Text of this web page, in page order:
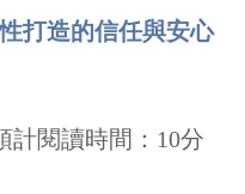
打造的信任與安心
計閱讀時間：10分